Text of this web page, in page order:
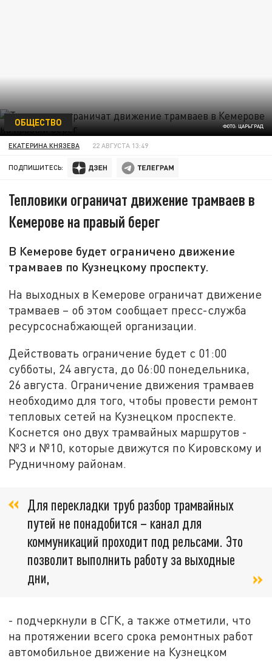
ФОТО: ЦАРЬГРАД
ОБЩЕСТВО
ЕКАТЕРИНА КНЯЗЕВА 22 АВГУСТА 13:49
ПОДПИШИТЕСЬ:
Тепловики ограничат движение трамваев в
Кемерове на правый берег
В Кемерове будет ограничено движение
трамваев по Кузнецкому проспекту.
На выходных в Кемерове ограничат движение
трамваев – об этом сообщает пресс-служба
ресурсоснабжающей организации.
Действовать ограничение будет с 01:00
субботы, 24 августа, до 06:00 понедельника,
26 августа. Ограничение движения трамваев
необходимо для того, чтобы провести ремонт
тепловых сетей на Кузнецком проспекте.
Коснется оно двух трамвайных маршрутов -
№3 и №10, которые движутся по Кировскому и
Рудничному районам.
Для перекладки труб разбор трамвайных
путей не понадобится – канал для
коммуникаций проходит под рельсами. Это
позволит выполнить работу за выходные
дни,
- подчеркнули в СГК, а также отметили, что
на протяжении всего срока ремонтных работ
автомобильное движение на Кузнецком